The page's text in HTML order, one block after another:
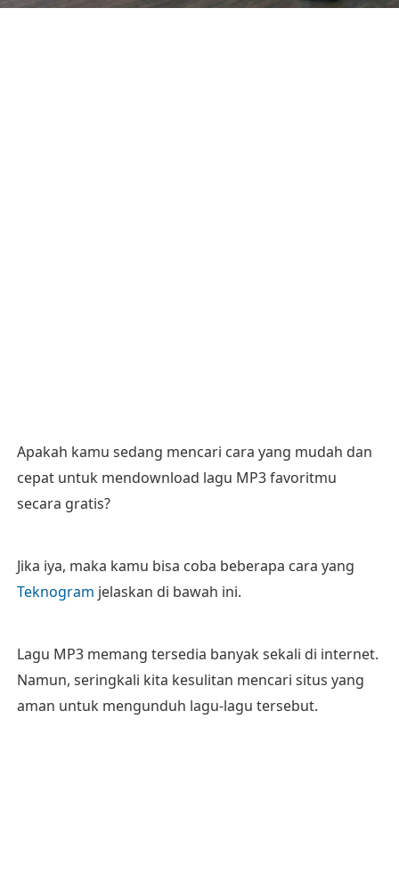
Apakah kamu sedang mencari cara yang mudah dan
cepat untuk mendownload lagu MP3 favoritmu
secara gratis?
Jika iya, maka kamu bisa coba beberapa cara yang
Teknogram jelaskan di bawah ini.
Lagu MP3 memang tersedia banyak sekali di internet.
Namun, seringkali kita kesulitan mencari situs yang
aman untuk mengunduh lagu-lagu tersebut.